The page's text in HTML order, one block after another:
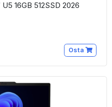
16GB 512SSD 2026
Osta